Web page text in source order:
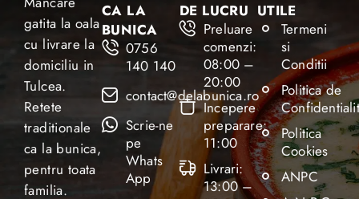
gatita la oala
cu livrare la
domiciliu in
Tulcea.
Retete
traditionale
ca la bunica,
pentru toata
familia.
CA LA
BUNICA
0756
140 140
contact@delabunica.ro
Scrie-ne
pe
Whats
App
DE LUCRU
Preluare
comenzi:
08:00 –
20:00
Incepere
preparare:
11:00
Livrari:
13:00 –
UTILE
Termeni
si
Conditii
Politica de
Politica
Cookies
ANPC